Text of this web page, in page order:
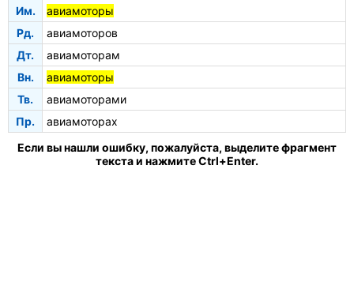
Им.
авиамоторы
Рд.
авиамоторов
Дт.
авиамоторам
Вн.
авиамоторы
Тв.
авиамоторами
Пр.
авиамоторах
Если вы нашли ошибку, пожалуйста, выделите фрагмент
текста и нажмите Ctrl+Enter.